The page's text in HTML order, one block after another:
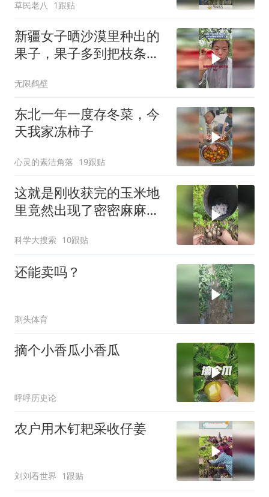
草民老八 1跟贴
新疆女子晒沙漠里种出的
果子，果子多到把枝条都
无限鹤壁
东北一年一度存冬菜，今
天我家冻柿子
心灵的素洁角落 19跟贴
这就是刚收获完的玉米地
里竟然出现了密密麻麻白
科学大搜索 10跟贴
还能卖吗？
刺头体育
摘个小香瓜小香瓜
呼呼历史论
农户用木钉耙采收仔姜
刘刘看世界 1跟贴